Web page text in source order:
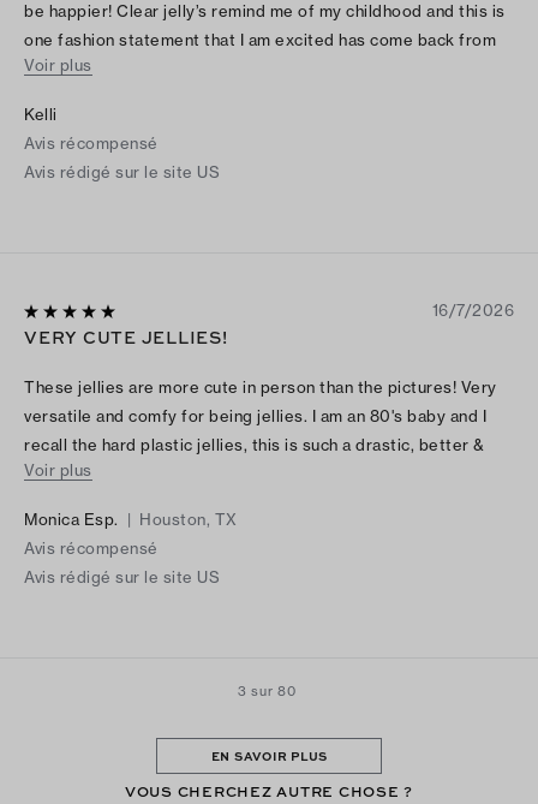
be happier! Clear jelly’s remind me of my childhood and this is
one fashion statement that I am excited has come back from
the 80s. They are super comfy and easy to wear with just
Voir plus
Kelli
Avis récompensé
Avis rédigé sur le site US
16/7/2026
VERY CUTE JELLIES!
These jellies are more cute in person than the pictures! Very
versatile and comfy for being jellies. I am an 80's baby and I
recall the hard plastic jellies, this is such a drastic, better &
cuter change! I am normally a 7.5 - 8, but I did have to get a
Voir plus
Monica Esp. | Houston, TX
Avis récompensé
Avis rédigé sur le site US
3 sur 80
EN SAVOIR PLUS
VOUS CHERCHEZ AUTRE CHOSE ?